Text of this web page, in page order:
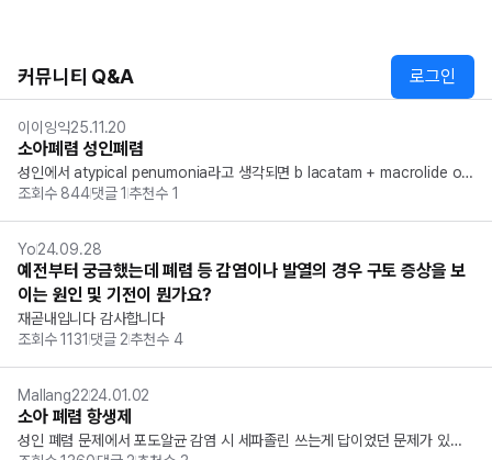
커뮤니티 Q&A 로그인
이이잉익25.11.20
소아폐렴 성인폐렴
성인에서 atypical penumonia라고 생각되면 b lacatam + macrolide or
rFQ로 알고있는데 소아의 경우는 그냥 Macrolide만 쓸수있는건가요? 그리
조회수 844댓글1추천수 1
Yo24.09.28
예전부터 궁금했는데 폐렴 등 감염이나 발열의 경우 구토 증상을 보
이는 원인 및 기전이 뭔가요?
재곧내입니다 감사합니다
조회수1131 댓글 2추천수 4
Mallang2224.01.02
소아 폐렴 항생제
성인 폐렴 문제에서 포도알균 감염 시 세파졸린 쓰는게 답이었던 문제가 있었